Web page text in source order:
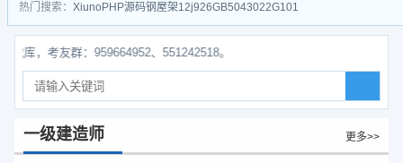
热门搜索： Xiuno PHP源码钢屋架12j926GB5043022G101
考友群：959664952、551242518。
一级建造师 更多>>